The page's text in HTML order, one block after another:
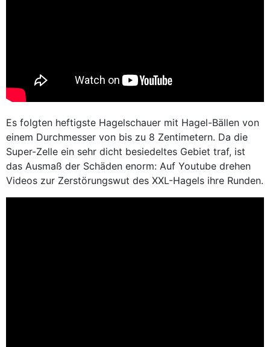
Es folgten heftigste Hagelschauer mit Hagel-Bällen von
einem Durchmesser von bis zu 8 Zentimetern. Da die
Super-Zelle ein sehr dicht besiedeltes Gebiet traf, ist
das Ausmaß der Schäden enorm: Auf Youtube drehen
Videos zur Zerstörungswut des XXL-Hagels ihre Runden.